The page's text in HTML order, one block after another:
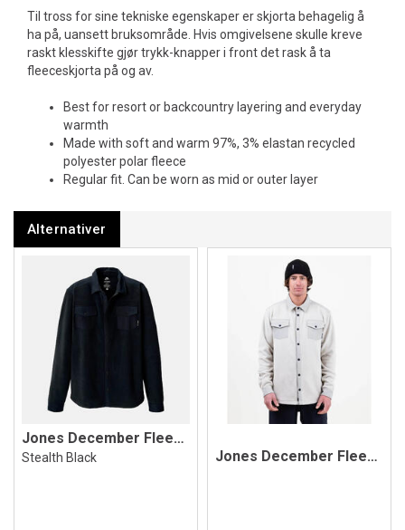
Til tross for sine tekniske egenskaper er skjorta behagelig å
ha på, uansett bruksområde. Hvis omgivelsene skulle kreve
raskt klesskifte gjør trykk-knapper i front det rask å ta
fleeceskjorta på og av.
Best for resort or backcountry layering and everyday
warmth
Made with soft and warm 97%, 3% elastan recycled
polyester polar fleece
Regular fit. Can be worn as mid or outer layer
Alternativer
Jones December Fleece Shirt, Black
Stealth Black Jones December Fleece Shirt, Smoke Grey